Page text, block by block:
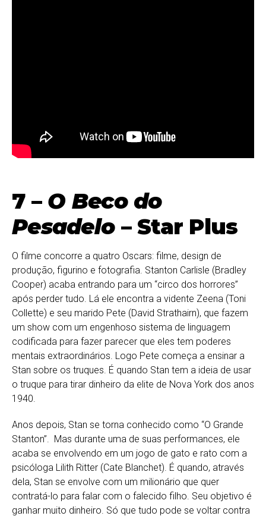
7 – O Beco do
Pesadelo – Star Plus
O filme concorre a quatro Oscars: filme, design de
produção, figurino e fotografia. Stanton Carlisle (Bradley
Cooper) acaba entrando para um “circo dos horrores”
após perder tudo. Lá ele encontra a vidente Zeena (Toni
Collette) e seu marido Pete (David Strathairn), que fazem
um show com um engenhoso sistema de linguagem
codificada para fazer parecer que eles tem poderes
mentais extraordinários. Logo Pete começa a ensinar a
Stan sobre os truques. É quando Stan tem a ideia de usar
o truque para tirar dinheiro da elite de Nova York dos anos
1940.
Anos depois, Stan se torna conhecido como “O Grande
Stanton”. Mas durante uma de suas performances, ele
acaba se envolvendo em um jogo de gato e rato com a
psicóloga Lilith Ritter (Cate Blanchet). É quando, através
dela, Stan se envolve com um milionário que quer
contratá-lo para falar com o falecido filho. Seu objetivo é
ganhar muito dinheiro. Só que tudo pode se voltar contra